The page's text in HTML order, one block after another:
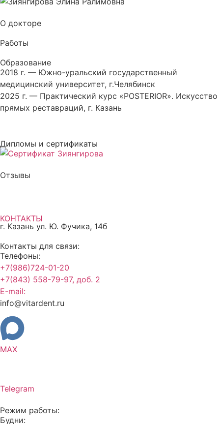
О докторе
Работы
Образование
2018 г. — Южно-уральский государственный
медицинский университет, г.Челябинск
2025 г. — Практический курс «POSTERIOR». Искусство
прямых реставраций, г. Казань
Дипломы и сертификаты
Отзывы
КОНТАКТЫ
г. Казань ул. Ю. Фучика, 14б
Контакты для связи:
Телефоны:
+7(986)724-01-20
+7(843) 558-79-97, доб. 2
E-mail:
info@vitardent.ru
MAX
Telegram
Режим работы:
Будни: